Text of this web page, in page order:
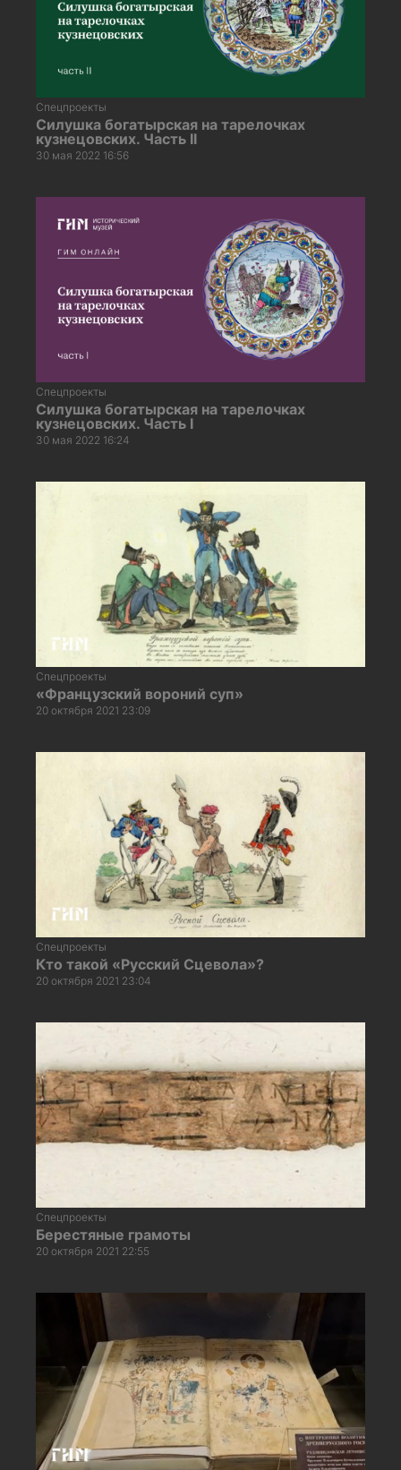
Спецпроекты
Силушка богатырская на тарелочках
кузнецовских. Часть II
30 мая 2022 16:56
Спецпроекты
Силушка богатырская на тарелочках
кузнецовских. Часть I
30 мая 2022 16:24
Спецпроекты
«Французский вороний суп»
20 октября 2021 23:09
Спецпроекты
Кто такой «Русский Сцевола»?
20 октября 2021 23:04
Спецпроекты
Берестяные грамоты
20 октября 2021 22:55